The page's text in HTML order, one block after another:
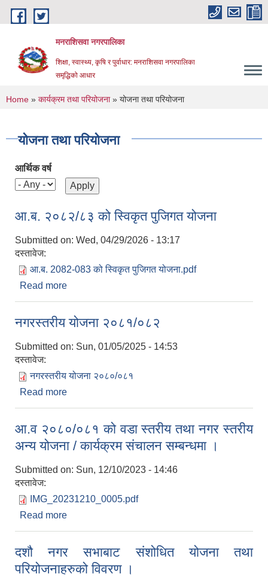
Skip to main content
मनराशिसवा नगरपालिका
शिक्षा, स्वास्थ्य, कृषि र पुर्वाधार: मनराशिसवा नगरपालिका
समृद्धिको आधार
You are here
Home » कार्यक्रम तथा परियोजना» योजना तथा परियोजना
योजना तथा परियोजना
आर्थिक वर्ष
आ.ब. २०८२/८३ को स्विकृत पुजिगत योजना
Submitted on: Wed, 04/29/2026 - 13:17
दस्तावेज:
आ.ब. 2082-083 को स्विकृत पुजिगत योजना.pdf
Read more
नगरस्तरीय योजना २०८१/०८२
Submitted on: Sun, 01/05/2025 - 14:53
दस्तावेज:
नगरस्तरीय योजना २०८०/०८१
Read more
आ.व २०८०/०८१ को वडा स्तरीय तथा नगर स्तरीय
अन्य योजना / कार्यक्रम संचालन सम्बन्धमा ।
Submitted on: Sun, 12/10/2023 - 14:46
दस्तावेज:
IMG_20231210_0005.pdf
Read more
दशौ नगर सभाबाट संशोधित योजना तथा
परियोजनाहरुको विवरण ।